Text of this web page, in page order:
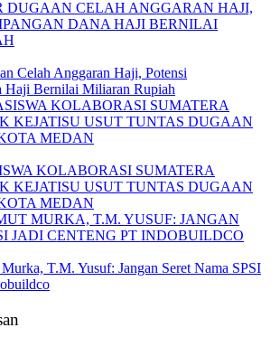
Celah Anggaran Haji, Potensi
Haji Bernilai Miliaran Rupiah
KOLABORASI SUMATERA
KEJATISU USUT TUNTAS DUGAAN
MEDAN
T.M. Yusuf: Jangan Seret Nama SPSI